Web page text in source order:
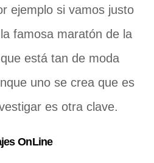
ejemplo si vamos justo
famosa maratón de la
está tan de moda
uno se crea que es
es otra clave.
OnLine